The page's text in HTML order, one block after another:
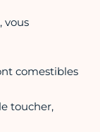
, vous
comestibles
toucher,